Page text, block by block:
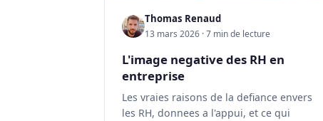
Thomas Renaud
13 mars 2026 · 7 min de lecture
L'image negative des RH en
entreprise
Les vraies raisons de la defiance envers
les RH, donnees a l'appui, et ce qui